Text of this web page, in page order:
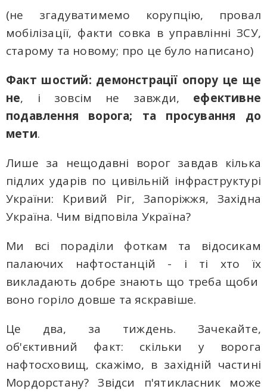
(не згадуватимемо корупцію, провал
мобілізації, факти совка в управлінні ЗСУ,
старому та новому; про це було написано)
Факт шостий: демонстрації опору це ще
не, і зовсім не завжди, ефективне
подавлення ворога; та просування до
мети.
Лише за нещодавні ворог завдав кілька
підлих ударів по цивільній інфраструктурі
України: Кривий Ріг, Запоріжжя, Західна
Україна. Чим відповіла Україна?
Ми всі пораділи фоткам тa відосикам
палаючих нафтостанцій - і ті хто їх
викладають добре знають що треба щоби
воно горіло довше тa яскравіше.
Це два, за тиждень. Зачекайте,
об'єктивний факт: скільки у ворога
нафтосховищ, скажімо, в західній частині
Мордорстану? Звідси п'ятикласник може